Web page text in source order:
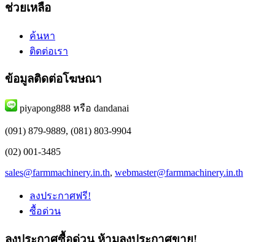
ช่วยเหลือ
ค้นหา
ติดต่อเรา
ข้อมูลติดต่อโฆษณา
piyapong888 หรือ dandanai
(091) 879-9889, (081) 803-9904
(02) 001-3485
sales@farmmachinery.in.th, webmaster@farmmachinery.in.th
ลงประกาศฟรี!
ซื้อด่วน
ลงประกาศซื้อด่วน ห้ามลงประกาศขาย!